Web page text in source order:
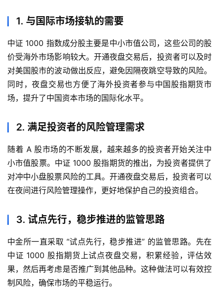
1. 与国际市场接轨的需要
中证 1000 指数成分股主要是中小市值公司，这些公司的股
价受海外市场影响较大。开通夜盘交易后，投资者可以及时
对美国股市的波动做出反应，避免因隔夜跳空导致的风险。
同时，夜盘交易也方便了海外投资者参与中国股指期货市
场，提升了中国资本市场的国际化水平。
2. 满足投资者的风险管理需求
随着 A 股市场的不断发展，越来越多的投资者开始关注中
小市值股票。中证 1000 股指期货的推出，为投资者提供了
对冲中小盘股票风险的工具。开通夜盘交易后，投资者可以
在夜间进行风险管理操作，更好地保护自己的投资组合。
3. 试点先行，稳步推进的监管思路
中金所一直采取 “试点先行，稳步推进” 的监管思路。先在
中证 1000 股指期货上试点夜盘交易，积累经验，评估效
果，然后再考虑是否推广到其他品种。这种做法可以有效控
制风险，确保市场的平稳运行。